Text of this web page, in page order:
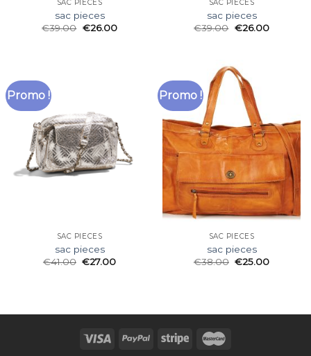
SAC PIECES
sac pieces
€39.00 €26.00
SAC PIECES
sac pieces
€39.00 €26.00
Promo !
SAC PIECES
sac pieces
€41.00 €27.00
Promo !
SAC PIECES
sac pieces
€38.00 €25.00